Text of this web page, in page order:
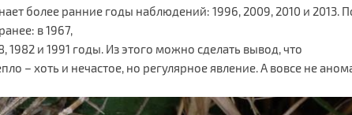
более ранние годы наблюдений: 1996, 2009, 2010 и 2013.
в 1967,
1982 и 1991 годы. Из этого можно сделать вывод, что
– хоть и нечастое, но регулярное явление. А вовсе не